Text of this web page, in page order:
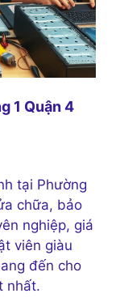
1 Quận 4
tại Phường
chữa, bảo
nghiệp, giá
viên giàu
đến cho
nhất.